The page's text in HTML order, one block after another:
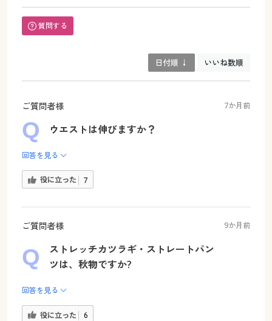
質問する
日付順 ↓ いいね数順
ご質問者様 7か月前
ウエストは伸びますか？
回答を見る
役に立った 7
ご質問者様 9か月前
ストレッチカツラギ・ストレートパン
ツは、秋物ですか?
回答を見る
役に立った 6